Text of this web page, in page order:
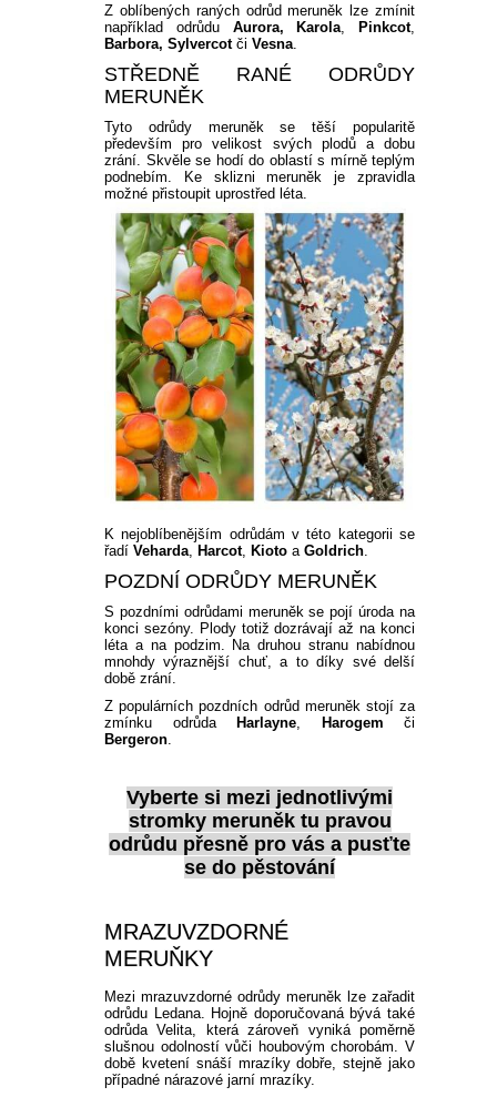
Z oblíbených raných odrůd meruněk lze zmínit
například odrůdu Aurora, Karola Pinkcot,
Barbora, Sylvercotči Vesna
STŘEDNĚ RANÉ ODRŮDY
MERUNĚK
Tyto odrůdy meruněk se těší popularitě
především pro velikost svých plodů a dobu
zrání. Skvěle se hodí do oblastí s mírně teplým
podnebím. Ke sklizni meruněk je zpravidla
možné přistoupit uprostřed léta.
K nejoblíbenějším odrůdám v této kategorii se
řadí Veharda Harcot, Kioto a Goldrich
POZDNÍ ODRŮDY MERUNĚK
S pozdními odrůdami meruněk se pojí úroda na
konci sezóny. Plody totiž dozrávají až na konci
léta a na podzim. Na druhou stranu nabídnou
mnohdy výraznější chuť, a to díky své delší
době zrání.
Z populárních pozdních odrůd meruněk stojí za
zmínku odrůda Harlayne Harogem či
Bergeron
Vyberte si mezi jednotlivými
stromky meruněktu pravou
odrůdu přesně pro vás a pusťte
se do pěstování
MRAZUVZDORNÉ
MERUŇKY
Mezi mrazuvzdorné odrůdy meruněk lze zařadit
odrůdu Ledana. Hojně doporučovaná bývá také
odrůda Velita, která zároveň vyniká poměrně
slušnou odolností vůči houbovým chorobám. V
době kvetení snáší mrazíky dobře, stejně jako
případné nárazové jarní mrazíky.